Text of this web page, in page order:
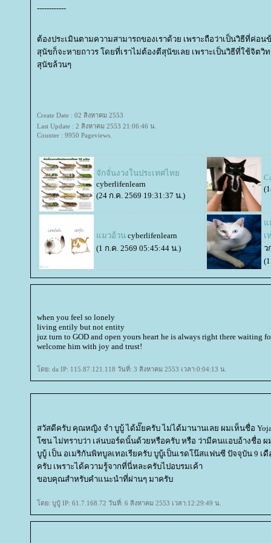
------------
ต้องประเมินตามความสามารถของเราด้วย เพราะถือว่าเป็นวิธีที่ค่อน
สุนัขก็จะหายถาวร โดยที่เราไม่ต้องตีสุนัขเลย เพราะเป็นวิธีที่ใช้จิต
สุนัขล้วนๆ
Create Date : 02 สิงหาคม 2553
Last Update : 2 สิงหาคม 2553 21:06:46 น.
Counter : 9950 Pageviews.
จักจั่นงวงในประเทศไท
cyberlifenlearn
(24 ก.ค. 2569 19:31:37 น.)
มวอ้วน cyberlifenlearn
(1 ก.ค. 2569 05:45:44 น.)
ม
เ
when you feel so lonely
living entily but not entity
juz turn to GOD and open yours heart he is always right there waiting
welcome him with joy and trust!
ดย: da IP: 115.87.121.118 วันที่: 3 สิงหาคม 2553 เวลา:0:04:13 น.
สวัสดีครับ คุณหญิง จำ บูบู้ ได้มั๊ยครับ ไม่ได้มานานเลย ผมเห็นชื่อ
ซน ไม่ทราบว่า เล่นบอร์ดนั้นด้วยหรือครับ หรือ ว่ามีคนแอบอ้างชื่อ ผ
บูบู้ เป็น อเมริกันพิทบูลเทอเรียครับ บูบู้เป็นเรดโน๊สแฟนซี ปัจจุบัน 9
ครับ เพราะได้ความรู้จากที่นี่หละครับไปอบรมเค้า
ขอบคุณสำหรับคำแนะนำที่ผ่านๆ มาครับ
ดย: บูบู้ IP: 61.7.168.72 วันที่: 6 สิงหาคม 2553 เวลา:12:29:49 น.